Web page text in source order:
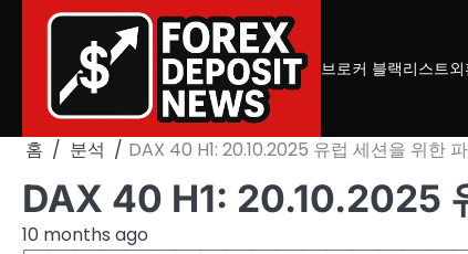
브로커 블랙리스트
홈 분석 DAX 40 H1: 20.10.2025 유럽 세션을 위한
DAX 40 H1: 20.10.2025
10 months ago